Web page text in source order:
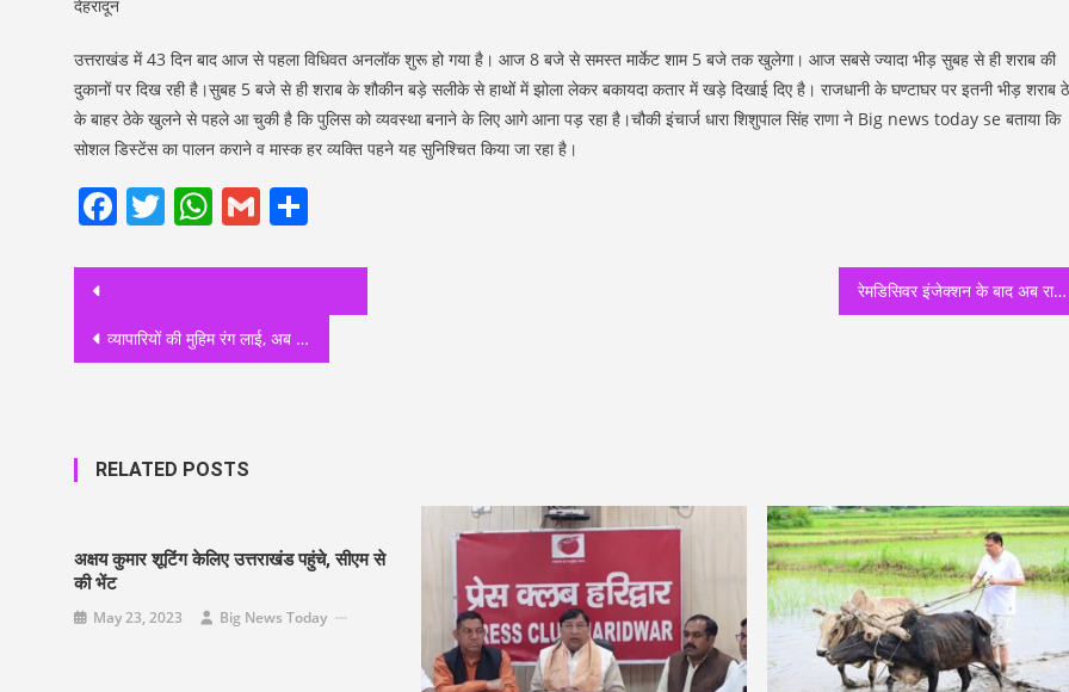
देहरादून
उत्तराखंड में 43 दिन बाद आज से पहला विधिवत अनलॉक शुरू हो गया है। आज 8 बजे से समस्त मार्केट शाम 5 बजे तक खुलेगा। आज सबसे ज्यादा भीड़ सुबह से ही शराब की
दुकानों पर दिख रही है।सुबह 5 बजे से ही शराब के शौकीन बड़े सलीके से हाथों में झोला लेकर बकायदा कतार में खड़े दिखाई दिए है। राजधानी के घण्टाघर पर इतनी भीड़ शराब
के बाहर ठेके खुलने से पहले आ चुकी है कि पुलिस को व्यवस्था बनाने के लिए आगे आना पड़ रहा है।चौकी इंचार्ज धारा शिशुपाल सिंह राणा ने Big news today se बताया कि
सोशल डिस्टेंस का पालन कराने व मास्क हर व्यक्ति पहने यह सुनिश्चित किया जा रहा है।
Facebook
Twitter
WhatsApp
Gmail
Post
navigation
व्यापारियों की मुहिम रंग लाई, अब 9 , 11, और 14 जून को 8बजे से शाम 5बजे तक बाजार खुलेंगे।
रेमडिसिवर इंजेक्शन के बाद अब राजधानी दून में ब्लैक फंगस के इंजेक्शन की काला बाज़ारी का धंधा चल निकला clementown थाना प्रभारी धर्मेंद्र रौतेला ने 5 इंजेक्शन के साथ तीन लोगों को अरेस्ट किया है
RELATED POSTS
अक्षय कुमार शूटिंग केलिए उत्तराखंड पहुंचे, सीएम से
की भेंट
May 23, 2023 Big News Today